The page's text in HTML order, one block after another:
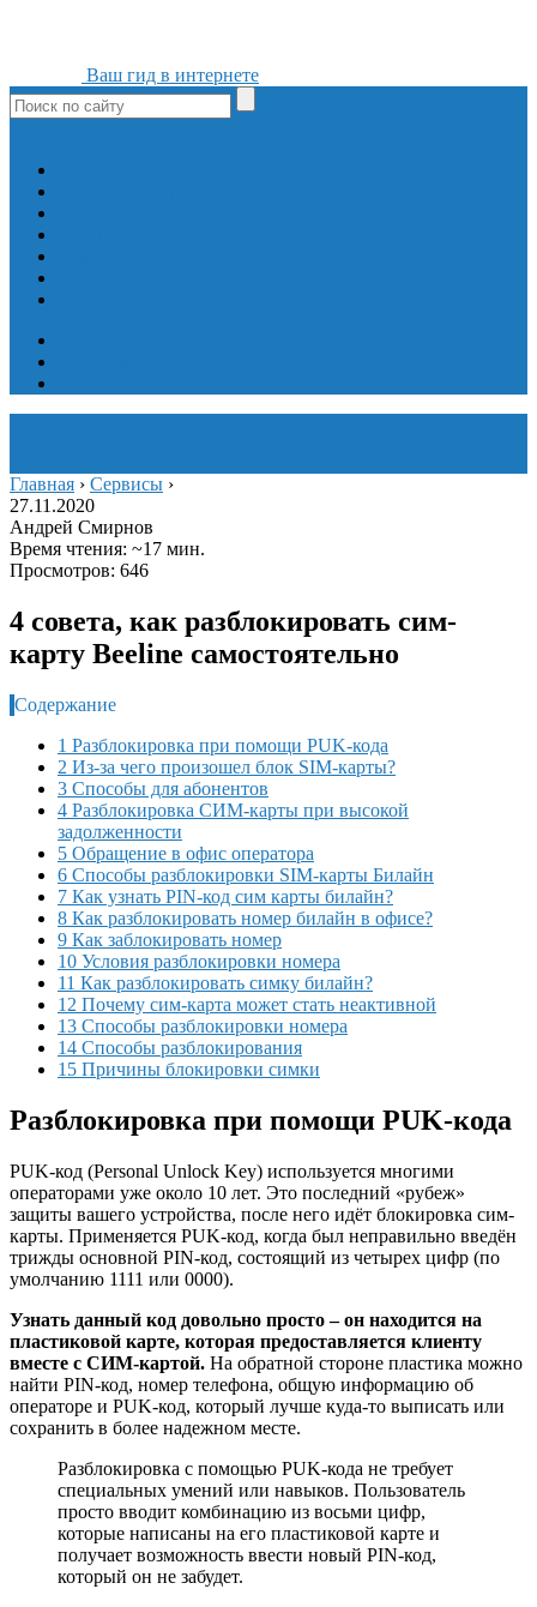
Ваш гид в интернете
Главная › Сервисы ›
27.11.2020
Андрей Смирнов
Время чтения: ~17 мин.
Просмотров: 646
4 совета, как разблокировать сим-
карту Beeline самостоятельно
Содержание
1 Разблокировка при помощи PUK-кода
2 Из-за чего произошел блок SIM-карты?
3 Способы для абонентов
4 Разблокировка СИМ-карты при высокой
задолженности
5 Обращение в офис оператора
6 Способы разблокировки SIM-карты Билайн
7 Как узнать PIN-код сим карты билайн?
8 Как разблокировать номер билайн в офисе?
9 Как заблокировать номер
10 Условия разблокировки номера
11 Как разблокировать симку билайн?
12 Почему сим-карта может стать неактивной
13 Способы разблокировки номера
14 Способы разблокирования
15 Причины блокировки симки
Разблокировка при помощи PUK-кода
PUK-код (Personal Unlock Key) используется многими
операторами уже около 10 лет. Это последний «рубеж»
защиты вашего устройства, после него идёт блокировка сим-
карты. Применяется PUK-код, когда был неправильно введён
трижды основной PIN-код, состоящий из четырех цифр (по
умолчанию 1111 или 0000).
Узнать данный код довольно просто – он находится на
пластиковой карте, которая предоставляется клиенту
вместе с СИМ-картой. На обратной стороне пластика можно
найти PIN-код, номер телефона, общую информацию об
операторе и PUK-код, который лучше куда-то выписать или
сохранить в более надежном месте.
Разблокировка с помощью PUK-кода не требует
специальных умений или навыков. Пользователь
просто вводит комбинацию из восьми цифр,
которые написаны на его пластиковой карте и
получает возможность ввести новый PIN-код,
который он не забудет.